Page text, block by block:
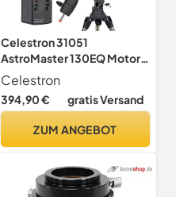
Celestron 31051
AstroMaster 130EQ Motor
Drive Newtonian Reflector
Telescope, Dark Blue
Celestron
394,90 € gratis Versand
ZUM ANGEBOT